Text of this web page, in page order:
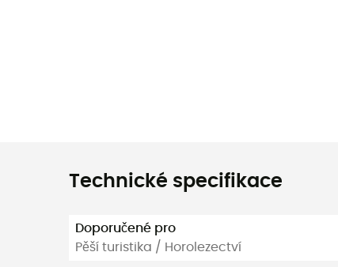
Technické specifikace
Doporučené pro
Pěší turistika / Horolezectví